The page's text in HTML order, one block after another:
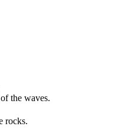
the waves.
rocks.